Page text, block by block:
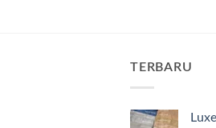
TERBARU